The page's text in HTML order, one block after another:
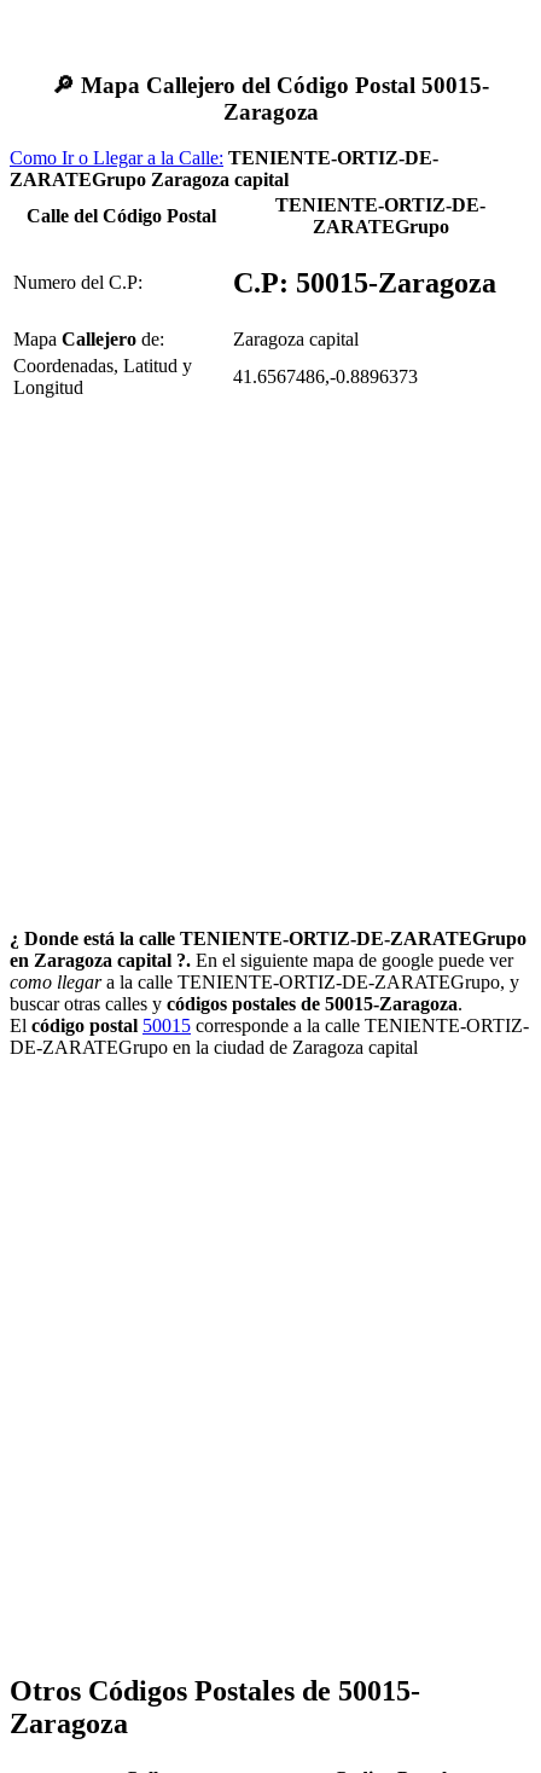
🔎 Mapa Callejero del Código Postal 50015-
Zaragoza
Como Ir o Llegar a la Calle: TENIENTE-ORTIZ-DE-
ZARATEGrupo Zaragoza capital
Calle del Código Postal
TENIENTE-ORTIZ-DE-
ZARATEGrupo
Numero del C.P: C.P: 50015-Zaragoza
Mapa Callejero de:
Zaragoza capital
Coordenadas, Latitud y
Longitud
41.6567486,-0.8896373
¿ Donde está la calle TENIENTE-ORTIZ-DE-ZARATEGrupo
en Zaragoza capital ?. En el siguiente mapa de google puede ver
como llegara la calle TENIENTE-ORTIZ-DE-ZARATEGrupo, y
buscar otras calles y códigos postales de 50015-Zaragoza.
El código postal 50015 corresponde a la calle TENIENTE-ORTIZ-
DE-ZARATEGrupo en la ciudad de Zaragoza capital
Otros Códigos Postales de 50015-
Zaragoza